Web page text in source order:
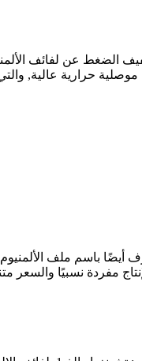
الألمنيوم المتسلسلة: 7000 لفائف الالومنيوم سلسلة تمثل 7075 يحتوي بشكل
لفائف الألمنيوم بالموجات فوق الصوتية للتأكد من عدم وجود